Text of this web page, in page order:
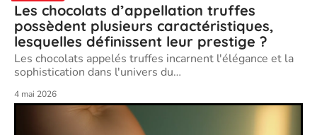
Les chocolats d’appellation truffes
possèdent plusieurs caractéristiques,
lesquelles définissent leur prestige ?
Les chocolats appelés truffes incarnent l'élégance et la
sophistication dans l'univers du…
4 mai 2026